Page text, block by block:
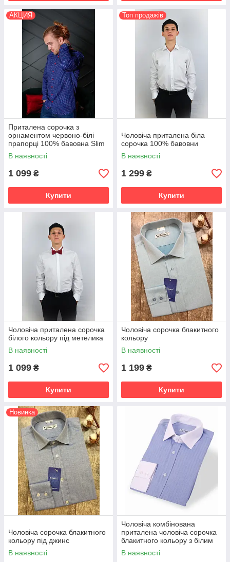
АКЦИЯ
Приталена сорочка з
орнаментом червоно-білі
прапорці 100% бавовна Slim
Fit
В наявності
1 099 ₴
Купити
Топ продажів
Чоловіча приталена біла
сорочка 100% бавовни
В наявності
1 299 ₴
Купити
Чоловіча приталена сорочка
білого кольору під метелика
В наявності
1 099 ₴
Купити
Чоловіча сорочка блакитного
кольору
В наявності
1 199 ₴
Купити
Новинка
Чоловіча сорочка блакитного
кольору під джинс
В наявності
Чоловіча комбінована
приталена чоловіча сорочка
блакитного кольору з білим
коміром і манжетами
В наявності